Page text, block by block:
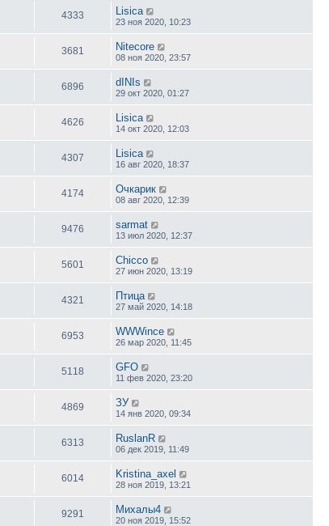
4333 Lisica
23 ноя 2020, 10:23
3681 Nitecore
08 ноя 2020, 23:57
6896 dINIs
29 окт 2020, 01:27
4626 Lisica
14 окт 2020, 12:03
4307 Lisica
16 авг 2020, 18:37
4174 Очкарик
08 авг 2020, 12:39
9476 sarmat
13 июл 2020, 12:37
5601 Chicco
27 июн 2020, 13:19
4321 Птица
27 май 2020, 14:18
6953 WWWince
26 мар 2020, 11:45
5118 GFO
11 фев 2020, 23:20
4869 ЗУ
14 янв 2020, 09:34
6313 RuslanR
06 дек 2019, 11:49
6014 Kristina_axel
28 ноя 2019, 13:21
9291 Михалы4
20 ноя 2019, 15:52